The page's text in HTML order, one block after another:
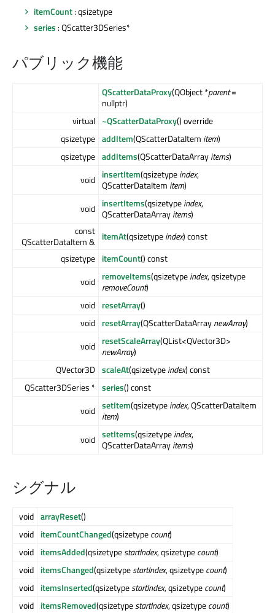
itemCount: qsizetype
series : QScatter3DSeries*
パブリック機能
QScatterDataProxy(QObject *parent=
nullptr)
virtual ~QScatterDataProxy() override
qsizetype addItem(QScatterDataItem item)
qsizetype addItems(QScatterDataArrayitems)
void insertItem(qsizetypeindex,
QScatterDataItem item)
void insertItems(qsizetypeindex,
QScatterDataArrayitems)
const
QScatterDataItem & itemAt(qsizetypeindex) const
qsizetype itemCount() const
void removeItems(qsizetypeindex, qsizetype
removeCount)
void resetArray()
void resetArray(QScatterDataArraynewArray)
void resetScaleArray(QList<QVector3D>
newArray)
QVector3D scaleAt(qsizetypeindex) const
QScatter3DSeries * series() const
void setItem(qsizetypeindex, QScatterDataItem
item)
void setItems(qsizetypeindex,
QScatterDataArrayitems)
シグナル
void arrayReset()
void itemCountChanged(qsizetypecount)
void itemsAdded(qsizetypestartIndex, qsizetypecount)
void itemsChanged(qsizetypestartIndex, qsizetypecount)
void itemsInserted(qsizetypestartIndex, qsizetypecount)
void itemsRemoved(qsizetypestartIndex, qsizetypecount)